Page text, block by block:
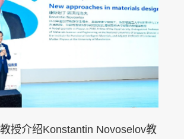
授介绍Konstantin Novoselov教